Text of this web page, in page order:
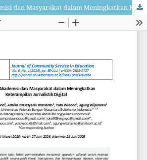
Kolaborasi Akademisi dan Masyarakat dalam Meningkatkan Keterampilan Jurnalistik Digital